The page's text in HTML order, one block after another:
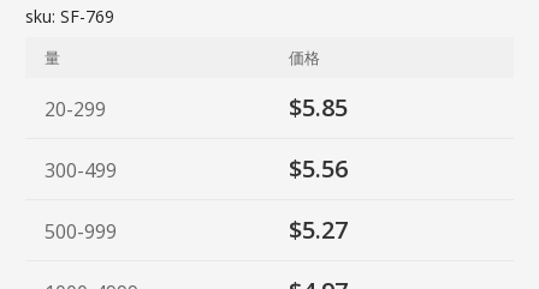
sku: SF-769
量 価格
20-299 $5.85
300-499 $5.56
500-999 $5.27